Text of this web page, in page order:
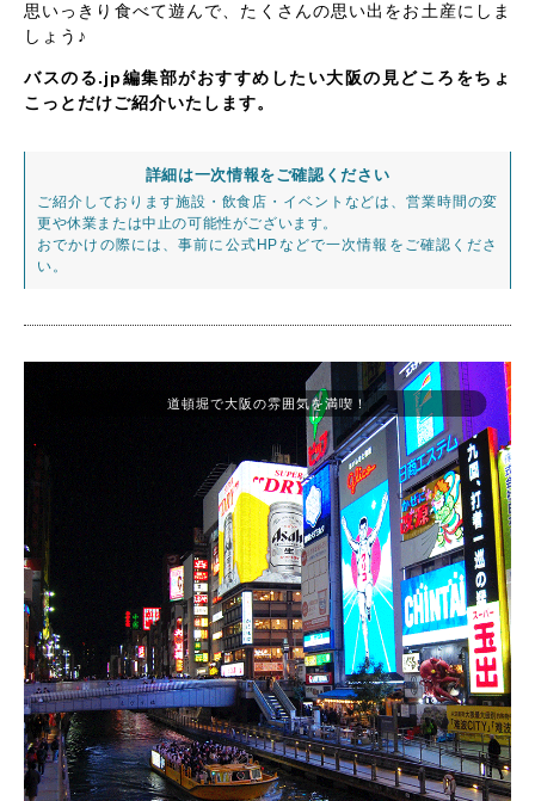
思いっきり食べて遊んで、たくさんの思い出をお土産にしま
しょう♪
バスのる.jp編集部がおすすめしたい大阪の見どころをちょ
こっとだけご紹介いたします。
詳細は一次情報をご確認ください
ご紹介しております施設・飲食店・イベントなどは、営業時間の変
更や休業または中止の可能性がございます。
おでかけの際には、事前に公式HPなどで一次情報をご確認くださ
い。
道頓堀で大阪の雰囲気を満喫！